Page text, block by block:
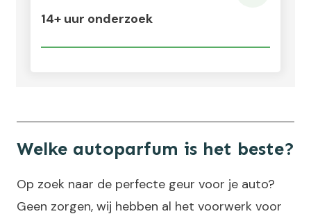
14+ uur onderzoek
Welke autoparfum is het beste?
Op zoek naar de perfecte geur voor je auto?
Geen zorgen, wij hebben al het voorwerk voor